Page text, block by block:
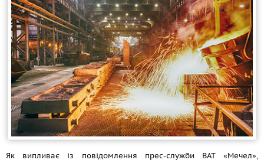
Як випливає із повідомлення прес-служби ВАТ «Мечел»,